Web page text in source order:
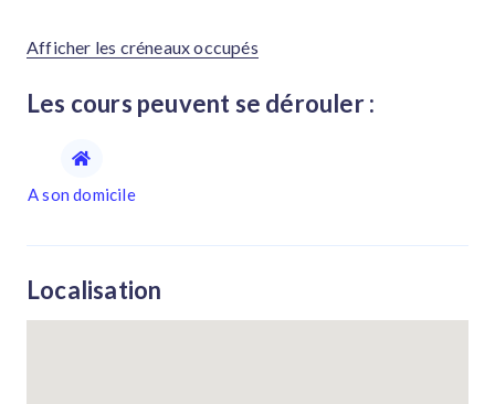
Afficher les créneaux occupés
Les cours peuvent se dérouler :
A son domicile
Localisation